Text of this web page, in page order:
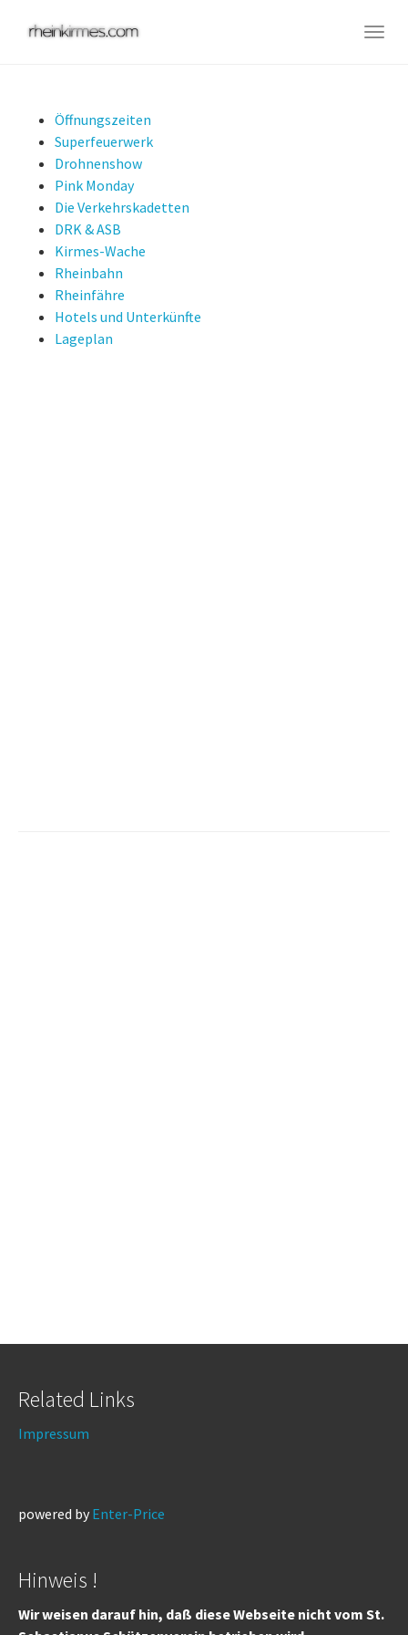
Öffnungszeiten
Superfeuerwerk
Drohnenshow
Pink Monday
Die Verkehrskadetten
DRK & ASB
Kirmes-Wache
Rheinbahn
Rheinfähre
Hotels und Unterkünfte
Lageplan
Related Links
Impressum
powered by Enter-Price
Hinweis !
Wir weisen darauf hin, daß diese Webseite nicht vom St.